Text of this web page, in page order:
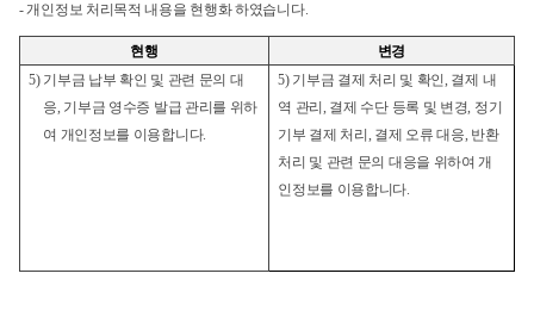
-개인정보 처리목적 내용을 현행화 하였습니다.
현행
변경
5) 기부금 납부 확인 및 관련 문의 대
응, 기부금 영수증 발급 관리를 위하
여 개인정보를 이용합니다.
5) 기부금 결제 처리 및 확인, 결제 내
역 관리, 결제 수단 등록 및 변경, 정기
기부 결제 처리, 결제 오류 대응, 반환
처리 및 관련 문의 대응을 위하여 개
인정보를 이용합니다.